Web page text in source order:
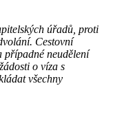
úřadů, proti
Cestovní
případné neudělení
o víza s
všechny